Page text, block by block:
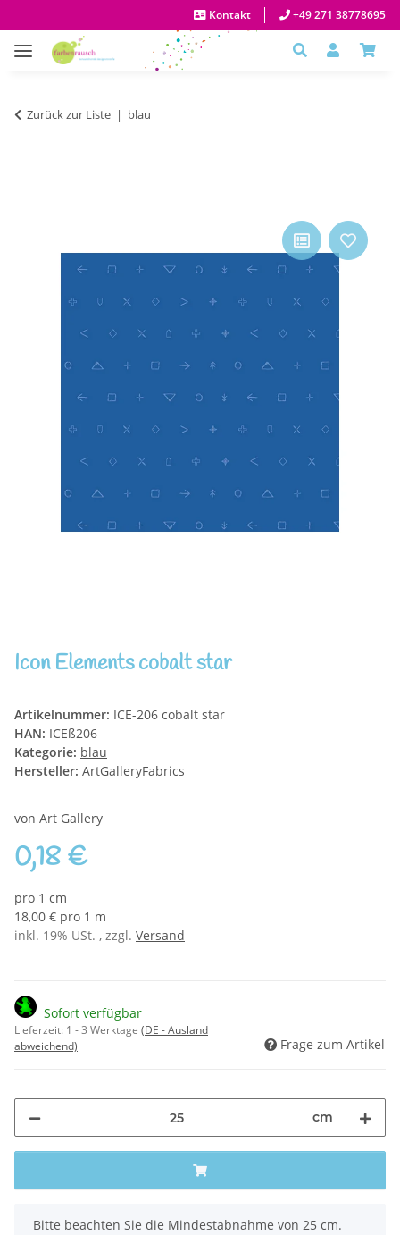
Kontakt +49 271 38778695
Zurück zur Liste blau
Icon Elements cobalt star
Artikelnummer: ICE-206 cobalt star
HAN: ICEß206
Kategorie: blau
Hersteller: ArtGalleryFabrics
von Art Gallery
0,18 €
pro 1 cm
18,00 € pro 1 m
inkl. 19% USt. , zzgl. Versand
Sofort verfügbar
Lieferzeit: 1 - 3 Werktage (DE - Ausland
abweichend)
Frage zum Artikel
cm
x
Bitte beachten Sie die Mindestabnahme von 25 cm.